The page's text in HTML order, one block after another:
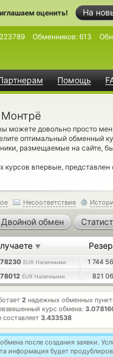
На
оценить!
Помощь
Обменников: 613
можете довольно просто
оптимальный обменный
размещаемые на сайте,
впервые, представлен
Несоответствие
Двойной обмен
▼
EUR Наличными 1 744
EUR Наличными 821
2 надежных обменных
курс обмена:
3.433538
после создания заявки.
информация будет